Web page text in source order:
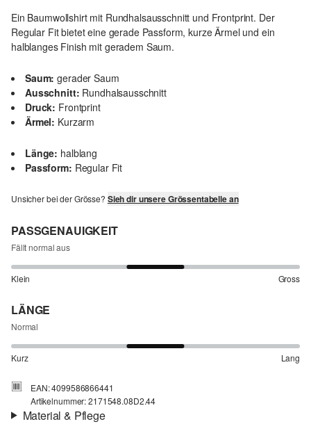
Ein Baumwollshirt mit Rundhalsausschnitt und Frontprint. Der
Regular Fit bietet eine gerade Passform, kurze Ärmel und ein
halblanges Finish mit geradem Saum.
Saum: gerader Saum
Ausschnitt: Rundhalsausschnitt
Druck: Frontprint
Ärmel: Kurzarm
Länge: halblang
Passform: Regular Fit
Unsicher bei der Grösse? Sieh dir unsere Grössentabelle an
PASSGENAUIGKEIT
Fällt normal aus
Klein Gross
LÄNGE
Normal
Kurz Lang
EAN: 4099586866441
Artikelnummer: 2171548.08D2.44
Material & Pflege